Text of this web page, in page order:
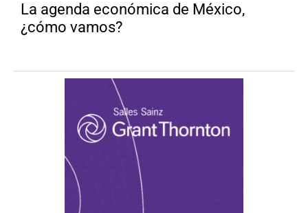
La agenda económica de México,
¿cómo vamos?